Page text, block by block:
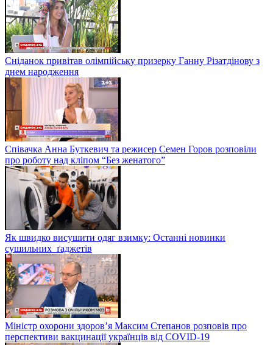
Сніданок привітав олімпійську призерку Ганну Різатдінову з
днем народження
Співачка Анна Буткевич та режисер Семен Горов розповіли
про роботу над кліпом “Без женатого”
Як швидко висушити одяг взимку: Останні новинки
сушильних ґаджетів
Міністр охорони здоров’я Максим Степанов розповів про
перспективи вакцинації українців від COVID-19